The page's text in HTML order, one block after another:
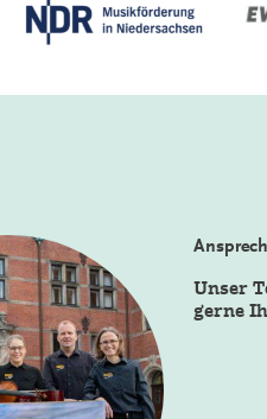
Unser
gerne